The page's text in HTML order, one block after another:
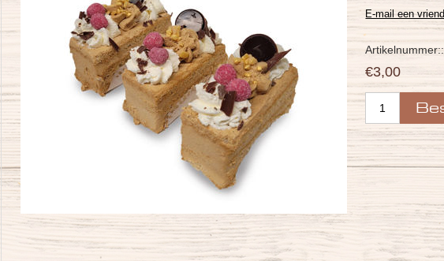
Artikelnummer::
€3,00